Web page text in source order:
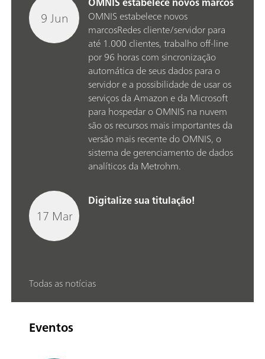
9 Jun
OMNIS estabelece novos
marcosRedes cliente/servidor para
até 1.000 clientes, trabalho off-line
por 96 horas com sincronização
automática de seus dados para o
servidor e a possibilidade de usar os
serviços da Amazon e da Microsoft
para hospedar o OMNIS na nuvem
são os recursos mais importantes da
versão mais recente do OMNIS, o
sistema de gerenciamento de dados
analíticos da Metrohm.
17 Mar
Digitalize sua titulação!
Todas as notícias
Eventos